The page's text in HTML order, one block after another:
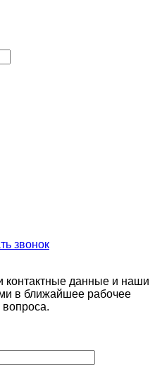
звонок
данные и наши
в ближайшее рабочее